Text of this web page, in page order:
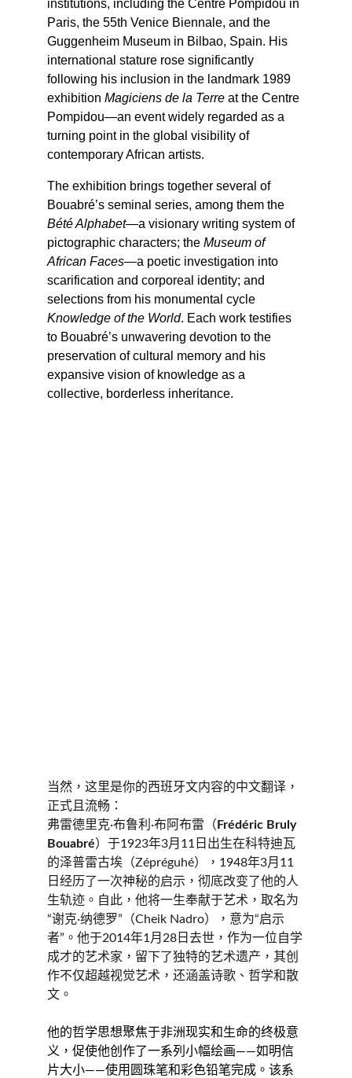
institutions, including the Centre Pompidou in
Paris, the 55th Venice Biennale, and the
Guggenheim Museum in Bilbao, Spain. His
international stature rose significantly
following his inclusion in the landmark 1989
exhibition Magiciens de la Terre at the Centre
Pompidou—an event widely regarded as a
turning point in the global visibility of
contemporary African artists.
The exhibition brings together several of
Bouabré’s seminal series, among them the
Bété Alphabet—a visionary writing system of
pictographic characters; the Museum of
African Faces—a poetic investigation into
scarification and corporeal identity; and
selections from his monumental cycle
Knowledge of the World. Each work testifies
to Bouabré’s unwavering devotion to the
preservation of cultural memory and his
expansive vision of knowledge as a
collective, borderless inheritance.
当然，这里是你的西班牙文内容的中文翻译，
正式且流畅：
弗雷德里克·布鲁利·布阿布雷（ Frédéric Bruly
Bouabré）于1923年3月11日出生在科特迪瓦
的泽普雷古埃（Zépréguhé），1948年3月11
日经历了一次神秘的启示，彻底改变了他的人
生轨迹。自此，他将一生奉献于艺术，取名为
“谢克·纳德罗”（Cheik Nadro），意为“启示
者”。他于2014年1月28日去世，作为一位自学
成才的艺术家，留下了独特的艺术遗产，其创
作不仅超越视觉艺术，还涵盖诗歌、哲学和散
文。
他的哲学思想聚焦于非洲现实和生命的终极意
义，促使他创作了一系列小幅绘画——如明信
片大小——使用圆珠笔和彩色铅笔完成。该系